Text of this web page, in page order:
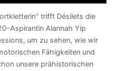
trifft Désilets die
Aspirantin Alannah Yip
um zu sehen, wie wir
Fähigkeiten und
unsere prähistorischen